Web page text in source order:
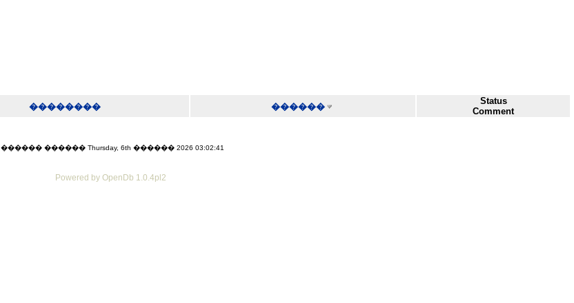
�������� ������
Status
Comment
������ ������ Thursday, 6th ������ 2026 03:02:41
Powered by OpenDb 1.0.4pl2